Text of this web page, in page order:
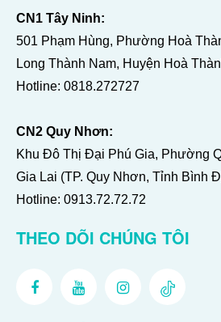
CN1 Tây Ninh:
501 Phạm Hùng, Phường Hoà
Long Thành Nam, Huyện Hoà
Hotline: 0818.272727
CN2 Quy Nhơn:
Khu Đô Thị Đại Phú Gia, Phường
Gia Lai (TP. Quy Nhơn, Tỉnh Bình
Hotline: 0913.72.72.72
THEO DÕI CHÚNG TÔI